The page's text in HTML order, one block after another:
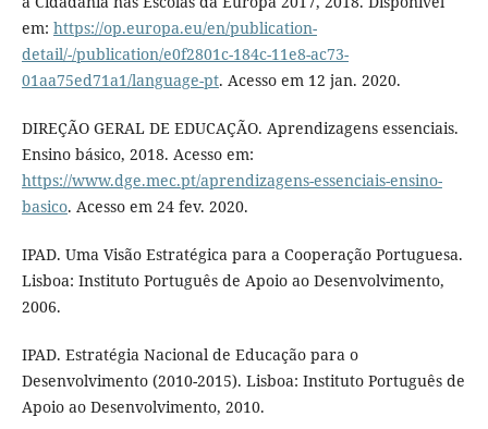
em: https://op.europa.eu/en/publication-
detail/-/publication/e0f2801c-184c-11e8-ac73-
01aa75ed71a1/language-pt. Acesso em 12 jan. 2020.
DIREÇÃO GERAL DE EDUCAÇÃO. Aprendizagens essenciais.
Ensino básico, 2018. Acesso em:
https://www.dge.mec.pt/aprendizagens-essenciais-ensino-
basico. Acesso em 24 fev. 2020.
IPAD. Uma Visão Estratégica para a Cooperação Portuguesa.
Lisboa: Instituto Português de Apoio ao Desenvolvimento,
2006.
IPAD. Estratégia Nacional de Educação para o
Desenvolvimento (2010-2015). Lisboa: Instituto Português de
Apoio ao Desenvolvimento, 2010.